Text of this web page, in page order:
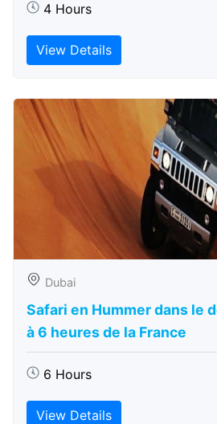
4 Hours
View Details
Dubai
Safari en Hummer dans le
à 6 heures de la France
6 Hours
View Details